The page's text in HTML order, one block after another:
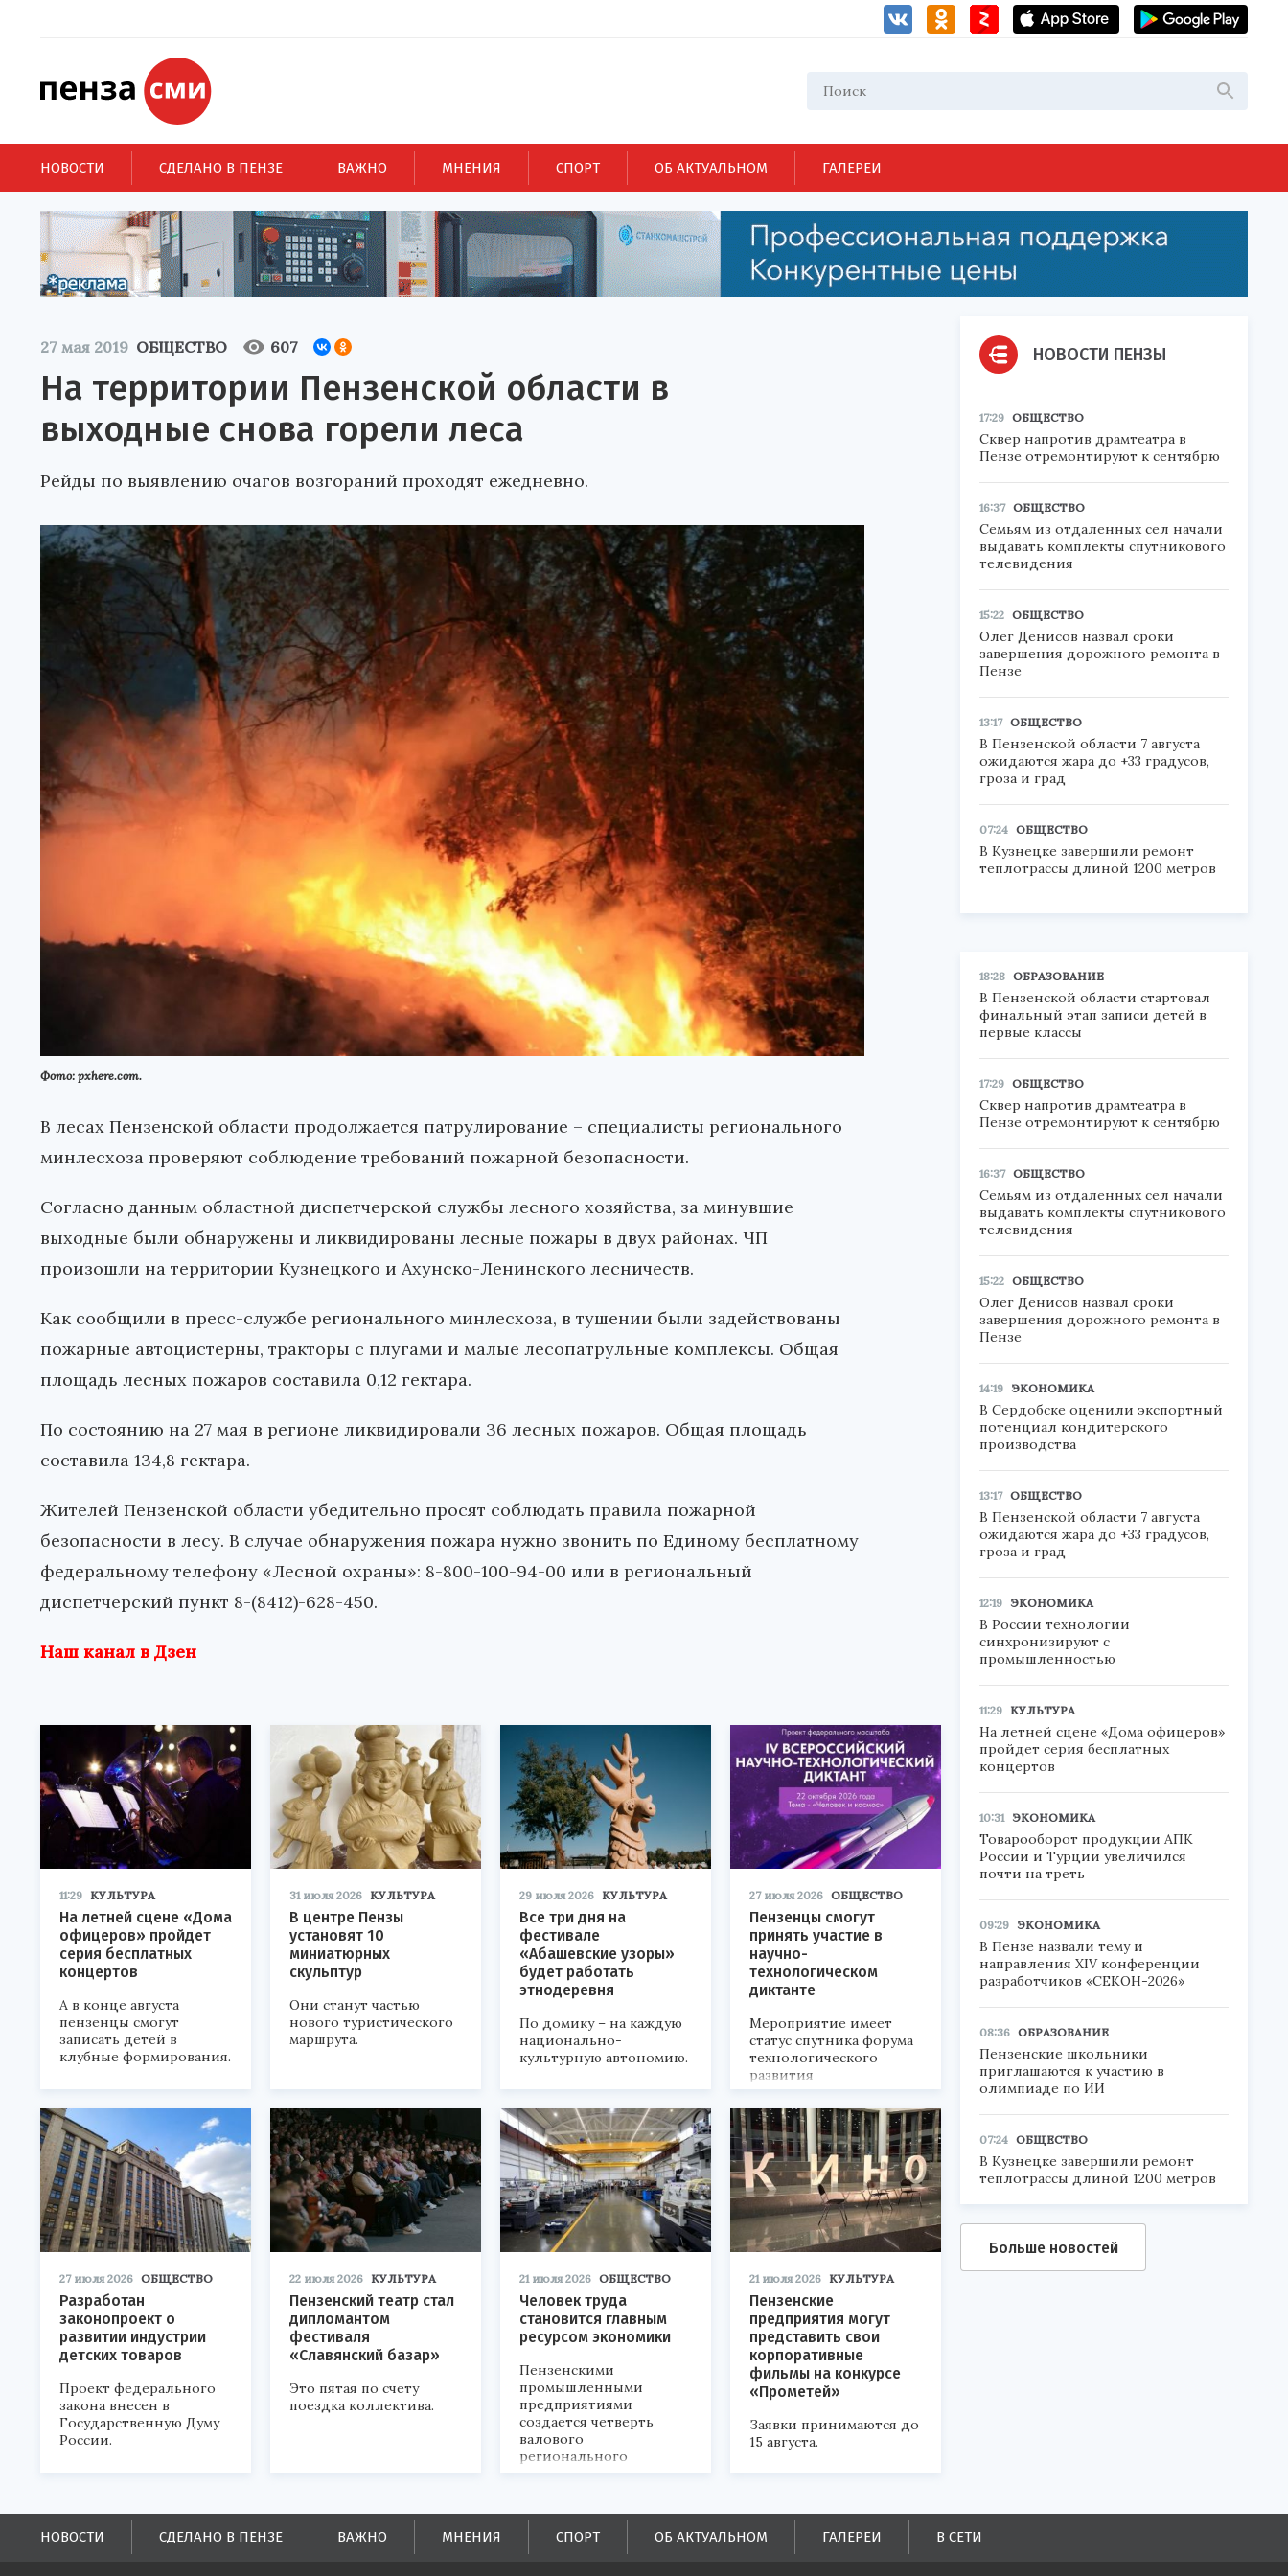
НОВОСТИ СДЕЛАНО В ПЕНЗЕ ВАЖНО МНЕНИЯ СПОРТ ОБ АКТУАЛЬНОМ ГАЛЕРЕИ
27 мая 2019 ОБЩЕСТВО 607
На территории Пензенской области в
выходные снова горели леса
Рейды по выявлению очагов возгораний проходят ежедневно.
Фото: pxhere.com.
В лесах Пензенской области продолжается патрулирование – специалисты регионального
минлесхоза проверяют соблюдение требований пожарной безопасности.
Согласно данным областной диспетчерской службы лесного хозяйства, за минувшие
выходные были обнаружены и ликвидированы лесные пожары в двух районах. ЧП
произошли на территории Кузнецкого и Ахунско-Ленинского лесничеств.
Как сообщили в пресс-службе регионального минлесхоза, в тушении были задействованы
пожарные автоцистерны, тракторы с плугами и малые лесопатрульные комплексы. Общая
площадь лесных пожаров составила 0,12 гектара.
По состоянию на 27 мая в регионе ликвидировали 36 лесных пожаров. Общая площадь
составила 134,8 гектара.
Жителей Пензенской области убедительно просят соблюдать правила пожарной
безопасности в лесу. В случае обнаружения пожара нужно звонить по Единому бесплатному
федеральному телефону «Лесной охраны»: 8-800-100-94-00 или в региональный
диспетчерский пункт 8-(8412)-628-450.
Наш канал в Дзен
11:29 КУЛЬТУРА
На летней сцене «Дома
офицеров» пройдет
серия бесплатных
концертов
А в конце августа
пензенцы смогут
записать детей в
клубные формирования.
31 июля 2026 КУЛЬТУРА
В центре Пензы
установят 10
миниатюрных
скульптур
Они станут частью
нового туристического
маршрута.
29 июля 2026 КУЛЬТУРА
Все три дня на
фестивале
«Абашевские узоры»
будет работать
этнодеревня
По домику – на каждую
национально-
культурную автономию.
27 июля 2026 ОБЩЕСТВО
Пензенцы смогут
принять участие в
научно-
технологическом
диктанте
Мероприятие имеет
статус спутника форума
технологического
развития
«Технопром-2026».
27 июля 2026 ОБЩЕСТВО
Разработан
законопроект о
развитии индустрии
детских товаров
Проект федерального
закона внесен в
Государственную Думу
России.
22 июля 2026 КУЛЬТУРА
Пензенский театр стал
дипломантом
фестиваля
«Славянский базар»
Это пятая по счету
поездка коллектива.
21 июля 2026 ОБЩЕСТВО
Человек труда
становится главным
ресурсом экономики
Пензенскими
промышленными
предприятиями
создается четверть
валового
регионального
продукта и
поступлений в
бюджеты всех уровней.
21 июля 2026 КУЛЬТУРА
Пензенские
предприятия могут
представить свои
корпоративные
фильмы на конкурсе
«Прометей»
Заявки принимаются до
15 августа.
НОВОСТИ ПЕНЗЫ
17:29 ОБЩЕСТВО
Сквер напротив драмтеатра в
Пензе отремонтируют к сентябрю
16:37 ОБЩЕСТВО
Семьям из отдаленных сел начали
выдавать комплекты спутникового
телевидения
15:22 ОБЩЕСТВО
Олег Денисов назвал сроки
завершения дорожного ремонта в
Пензе
13:17 ОБЩЕСТВО
В Пензенской области 7 августа
ожидаются жара до +33 градусов,
гроза и град
07:24 ОБЩЕСТВО
В Кузнецке завершили ремонт
теплотрассы длиной 1200 метров
18:28 ОБРАЗОВАНИЕ
В Пензенской области стартовал
финальный этап записи детей в
первые классы
17:29 ОБЩЕСТВО
Сквер напротив драмтеатра в
Пензе отремонтируют к сентябрю
16:37 ОБЩЕСТВО
Семьям из отдаленных сел начали
выдавать комплекты спутникового
телевидения
15:22 ОБЩЕСТВО
Олег Денисов назвал сроки
завершения дорожного ремонта в
Пензе
14:19 ЭКОНОМИКА
В Сердобске оценили экспортный
потенциал кондитерского
производства
13:17 ОБЩЕСТВО
В Пензенской области 7 августа
ожидаются жара до +33 градусов,
гроза и град
12:19 ЭКОНОМИКА
В России технологии
синхронизируют с
промышленностью
11:29 КУЛЬТУРА
На летней сцене «Дома офицеров»
пройдет серия бесплатных
концертов
10:31 ЭКОНОМИКА
Товарооборот продукции АПК
России и Турции увеличился
почти на треть
09:29 ЭКОНОМИКА
В Пензе назвали тему и
направления XIV конференции
разработчиков «СЕКОН-2026»
08:36 ОБРАЗОВАНИЕ
Пензенские школьники
приглашаются к участию в
олимпиаде по ИИ
07:24 ОБЩЕСТВО
В Кузнецке завершили ремонт
теплотрассы длиной 1200 метров
Больше новостей
НОВОСТИ СДЕЛАНО В ПЕНЗЕ ВАЖНО МНЕНИЯ СПОРТ ОБ АКТУАЛЬНОМ ГАЛЕРЕИ В СЕТИ